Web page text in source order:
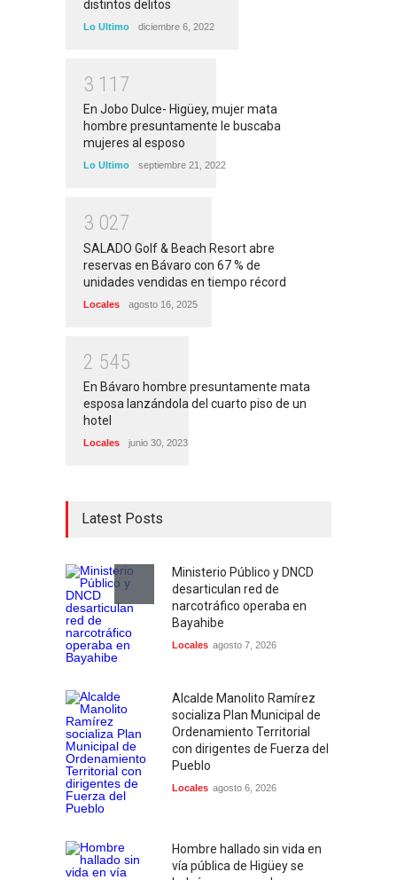
distintos delitos
Lo Ultimo diciembre 6, 2022
3 1 1 7
En Jobo Dulce- Higüey, mujer mata
hombre presuntamente le buscaba
mujeres al esposo
Lo Ultimo septiembre 21, 2022
3 027
SALADO Golf & Beach Resort abre
reservas en Bávaro con 67 % de
unidades vendidas en tiempo récord
Locales agosto 16, 2025
2 545
En Bávaro hombre presuntamente mata
esposa lanzándola del cuarto piso de un
hotel
Locales junio 30, 2023
Latest Posts
Ministerio Público y DNCD
desarticulan red de
narcotráfico operaba en
Bayahibe
Locales agosto 7, 2026
Alcalde Manolito Ramírez
socializa Plan Municipal de
Ordenamiento Territorial
con dirigentes de Fuerza del
Pueblo
Locales agosto 6, 2026
Hombre hallado sin vida en
vía pública de Higüey se